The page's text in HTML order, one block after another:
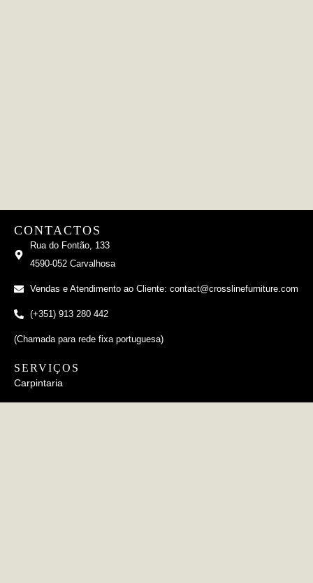
CONTACTOS
Rua do Fontão, 133
4590-052 Carvalhosa
Vendas e Atendimento ao Cliente: contact@crosslinefurniture.com
(+351) 913 280 442
(Chamada para rede fixa portuguesa)
SERVIÇOS
Carpintaria